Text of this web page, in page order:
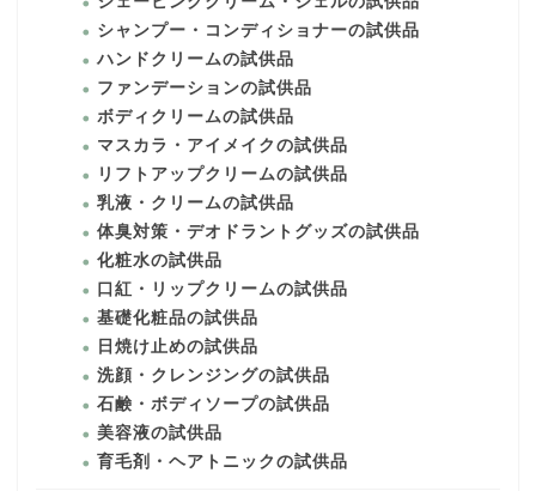
シャンプー・コンディショナーの試供品
ハンドクリームの試供品
ファンデーションの試供品
ボディクリームの試供品
マスカラ・アイメイクの試供品
リフトアップクリームの試供品
乳液・クリームの試供品
体臭対策・デオドラントグッズの試供品
化粧水の試供品
口紅・リップクリームの試供品
基礎化粧品の試供品
日焼け止めの試供品
洗顔・クレンジングの試供品
石鹸・ボディソープの試供品
美容液の試供品
育毛剤・ヘアトニックの試供品